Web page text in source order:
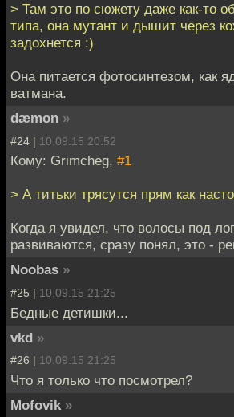
> Там это по сюжету даже как-то
типа, она мутант и дышит через
задохнется :)
Она питается фотосинтезом, как
ватмана.
dæmon »
#24 | 10.09.15 20:52
Кому: Grimcheg, #1
> А титьки трясутся прям как
Когда я увидел, что волосы под
развиваются, сразу понял, это -
Noobas »
#25 | 10.09.15 21:25
Бедные детишки...
vkd »
#26 | 10.09.15 21:25
Что я только что посмотрел?
Mofovik »